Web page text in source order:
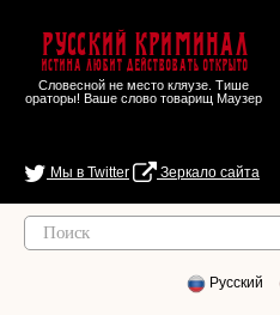
Русский Криминал
Истина любит действовать открыто
Словесной не место кляузе. Тише
ораторы! Ваше слово товарищ Маузер
Мы в Twitter Зеркало сайта
Русский